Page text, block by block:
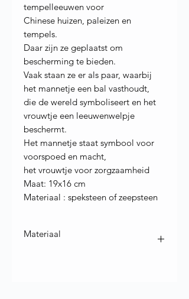
tempelleeuwen voor
Chinese huizen, paleizen en
tempels.
Daar zijn ze geplaatst om
bescherming te bieden.
Vaak staan ze er als paar, waarbij
het mannetje een bal vasthoudt,
die de wereld symboliseert en het
vrouwtje een leeuwenwelpje
beschermt.
Het mannetje staat symbool voor
voorspoed en macht,
het vrouwtje voor zorgzaamheid
Maat: 19x16 cm
Materiaal : speksteen of zeepsteen
Materiaal